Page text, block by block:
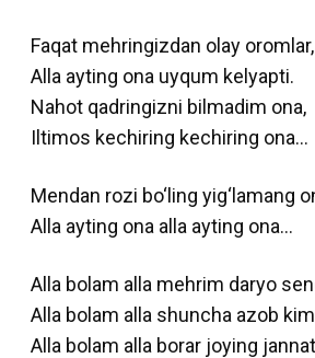
Faqat mehringizdan olay oromlar,
Alla ayting ona uyqum kelyapti.
Nahot qadringizni bilmadim ona,
Iltimos kechiring kechiring ona…
Mendan rozi bo‘ling yig‘lamang
Alla ayting ona alla ayting ona…
Alla bolam alla mehrim daryo
Alla bolam alla shuncha azob
Alla bolam alla borar joying